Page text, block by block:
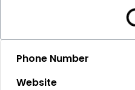
Phone Number
Website